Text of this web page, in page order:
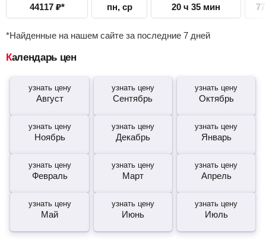
44117 ₽* пн, ср 20 ч 35 мин
*Найденные на нашем сайте за последние 7 дней
Календарь цен
узнать цену
Август
узнать цену
Сентябрь
узнать цену
Октябрь
узнать цену
Ноябрь
узнать цену
Декабрь
узнать цену
Январь
узнать цену
Февраль
узнать цену
Март
узнать цену
Апрель
узнать цену
Май
узнать цену
Июнь
узнать цену
Июль